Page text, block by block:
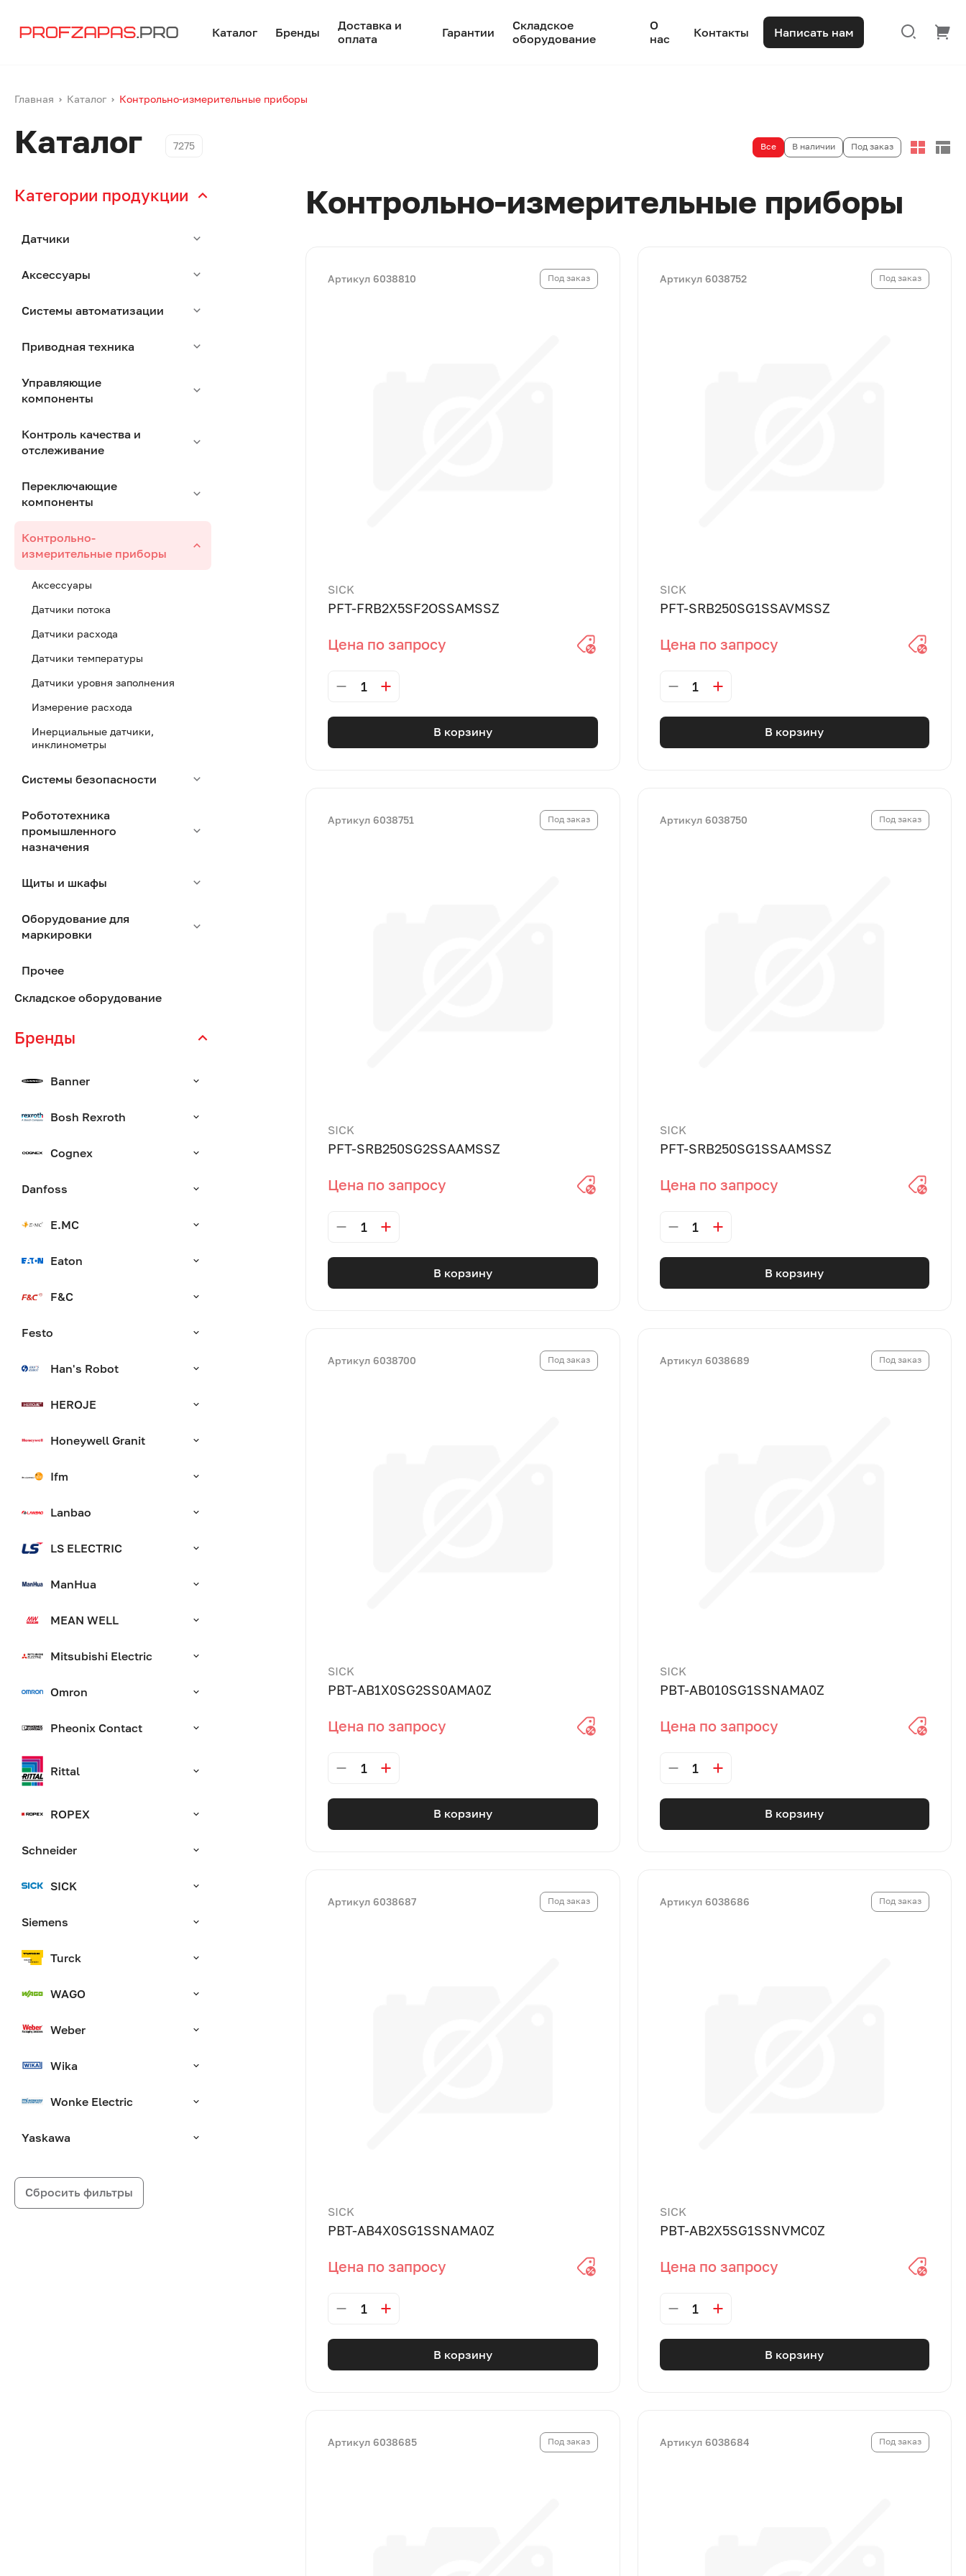
Каталог Бренды
Доставка и
оплата
Гарантии
Складское
оборудование
О
нас
Контакты Написать нам
Главная Каталог Контрольно-измерительные приборы
Каталог 7275 Все В наличии Под заказ
Категории продукции
Датчики
Аксессуары
Системы автоматизации
Приводная техника
Управляющие
компоненты
Контроль качества и
отслеживание
Переключающие
компоненты
Контрольно-
измерительные приборы
Аксессуары
Датчики потока
Датчики расхода
Датчики температуры
Датчики уровня заполнения
Измерение расхода
Инерциальные датчики,
инклинометры
Системы безопасности
Робототехника
промышленного
назначения
Щиты и шкафы
Оборудование для
маркировки
Прочее
Складское оборудование
Бренды
Banner
Bosh Rexroth
Cognex
Danfoss
E.MC
Eaton
F&C
Festo
Han's Robot
HEROJE
Honeywell Granit
Ifm
Lanbao
LS ELECTRIC
ManHua
MEAN WELL
Mitsubishi Electric
Omron
Pheonix Contact
Rittal
ROPEX
Schneider
SICK
Siemens
Turck
WAGO
Weber
Wika
Wonke Electric
Yaskawa
Сбросить фильтры
Контрольно-измерительные приборы
Артикул 6038810 Под заказ
SICK
PFT-FRB2X5SF2OSSAMSSZ
Цена по запросу
1
В корзину
Артикул 6038752 Под заказ
SICK
PFT-SRB250SG1SSAVMSSZ
Цена по запросу
1
В корзину
Артикул 6038751 Под заказ
SICK
PFT-SRB250SG2SSAAMSSZ
Цена по запросу
1
В корзину
Артикул 6038750 Под заказ
SICK
PFT-SRB250SG1SSAAMSSZ
Цена по запросу
1
В корзину
Артикул 6038700 Под заказ
SICK
PBT-AB1X0SG2SS0AMA0Z
Цена по запросу
1
В корзину
Артикул 6038689 Под заказ
SICK
PBT-AB010SG1SSNAMA0Z
Цена по запросу
1
В корзину
Артикул 6038687 Под заказ
SICK
PBT-AB4X0SG1SSNAMA0Z
Цена по запросу
1
В корзину
Артикул 6038686 Под заказ
SICK
PBT-AB2X5SG1SSNVMC0Z
Цена по запросу
1
В корзину
Артикул 6038685 Под заказ Артикул 6038684 Под заказ